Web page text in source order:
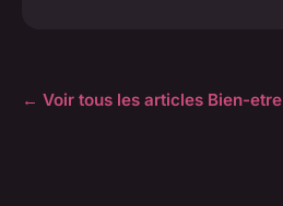
← Voir tous les articles Bien-etre